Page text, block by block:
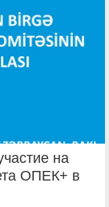
на
ОПЕК+ в